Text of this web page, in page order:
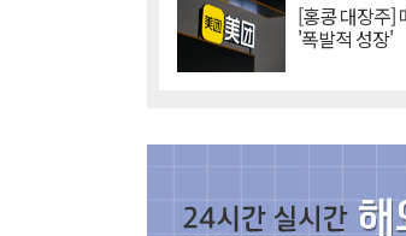
[홍콩 대장주]
'폭발적 성장'